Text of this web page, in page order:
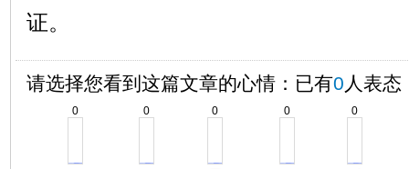
证。
请选择您看到这篇文章的心情：已有0 人表态
0 0 0 0 0